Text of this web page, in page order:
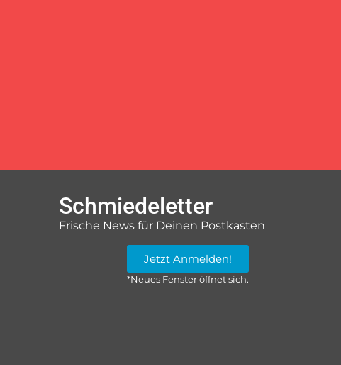
Schmiedeletter
Frische News für Deinen Postkasten
Jetzt Anmelden!
*Neues Fenster öffnet sich.